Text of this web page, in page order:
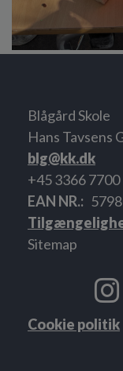
Blågård Skole
Hans Tavsens
blg@kk.dk
+45 3366 7700
EAN NR.
Sitemap
Cookie politik